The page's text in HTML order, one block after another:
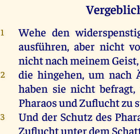
1 Wehe den
ausführen,aber nicht
nichtnachmeinem Geist
2 die hingehen, um nach
haben sie nicht befragt,
PharaosundZufluchtzu
3 Und der Schutz des
Zufluchtunterdem